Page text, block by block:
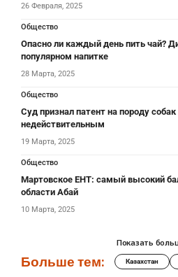
26 Февраля, 2025
Общество
Опасно ли каждый день пить чай?
популярном напитке
28 Марта, 2025
Общество
Суд признал патент на породу
недействительным
19 Марта, 2025
Общество
Мартовское ЕНТ: самый высокий
области Абай
10 Марта, 2025
Показать
Больше тем: Казахстан